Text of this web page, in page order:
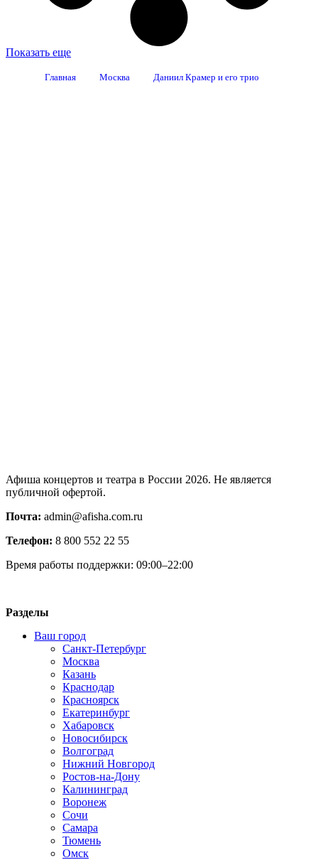
Показать еще
Главная Москва Даниил Крамер и его трио
Афиша концертов и театра в России 2026. Не является
публичной офертой.
Почта: admin@afisha.com.ru
Телефон: 8 800 552 22 55
Время работы поддержки: 09:00–22:00
Разделы
Ваш город
Санкт-Петербург
Москва
Казань
Краснодар
Красноярск
Екатеринбург
Хабаровск
Новосибирск
Волгоград
Нижний Новгород
Ростов-на-Дону
Калининград
Воронеж
Сочи
Самара
Тюмень
Омск